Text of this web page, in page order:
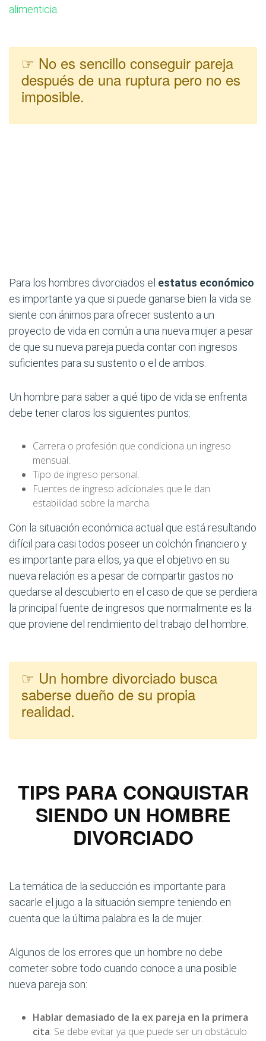
alimenticia
☞ No es sencillo conseguir pareja
después de una ruptura pero no es
imposible.
Para los hombres divorciados el estatus económico
es importante ya que si puede ganarse bien la vida se
siente con ánimos para ofrecer sustento a un
proyecto de vida en común a una nueva mujer a pesar
de que su nueva pareja pueda contar con ingresos
suficientes para su sustento o el de ambos.
Un hombre para saber a qué tipo de vida se enfrenta
debe tener claros los siguientes puntos:
Carrera o profesión que condiciona un ingreso
mensual.
Tipo de ingreso personal.
Fuentes de ingreso adicionales que le dan
estabilidad sobre la marcha.
Con la situación económica actual que está resultando
difícil para casi todos poseer un colchón financiero y
es importante para ellos, ya que el objetivo en su
nueva relación es a pesar de compartir gastos no
quedarse al descubierto en el caso de que se perdiera
la principal fuente de ingresos que normalmente es la
que proviene del rendimiento del trabajo del hombre.
☞ Un hombre divorciado busca
saberse dueño de su propia
realidad.
TIPS PARA CONQUISTAR
SIENDO UN HOMBRE
DIVORCIADO
La temática de la seducción es importante para
sacarle el jugo a la situación siempre teniendo en
cuenta que la última palabra es la de mujer.
Algunos de los errores que un hombre no debe
cometer sobre todo cuando conoce a una posible
nueva pareja son:
Hablar demasiado de la ex pareja en la primera
cita. Se debe evitar ya que puede ser un obstáculo